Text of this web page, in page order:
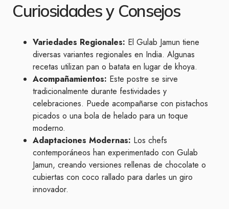
Curiosidades y Consejos
Variedades Regionales: El Gulab Jamun tiene
diversas variantes regionales en India. Algunas
recetas utilizan pan o batata en lugar de khoya.
Acompañamientos: Este postre se sirve
tradicionalmente durante festividades y
celebraciones. Puede acompañarse con pistachos
picados o una bola de helado para un toque
moderno.
Adaptaciones Modernas: Los chefs
contemporáneos han experimentado con Gulab
Jamun, creando versiones rellenas de chocolate o
cubiertas con coco rallado para darles un giro
innovador.